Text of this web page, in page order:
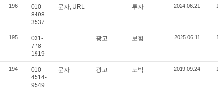
196
010-
8498-
3537
문자, URL 투자 2024.06.21
195
031-
778-
1919
광고 보험 2025.06.11
194
010-
4514-
9549
문자 광고 도박 2019.09.24